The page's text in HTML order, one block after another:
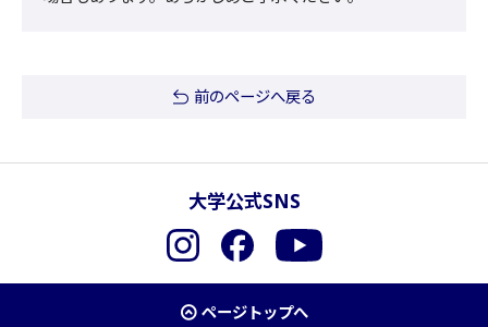
前のページへ戻る
大学公式SNS
InstagramFacebookYouTube
ページトップへ